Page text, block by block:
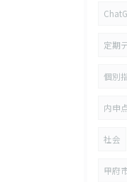
定期
個別
内申
社会
甲府